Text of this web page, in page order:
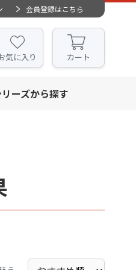
会員登録はこちら
気に入り カート
ーズから探す